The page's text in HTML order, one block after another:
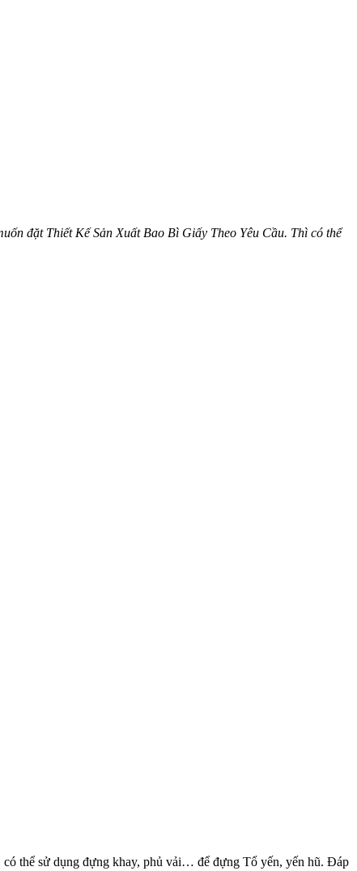
đặt Thiết Kế Sản Xuất Bao Bì Giấy Theo Yêu Cầu. Thì có thể
thể sử dụng đựng khay, phủ vải… để đựng Tổ yến, yến hũ. Đáp